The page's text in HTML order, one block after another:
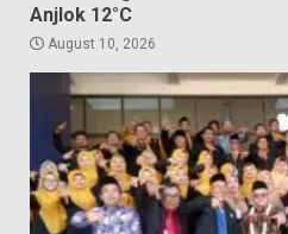
Anjlok 12°C
August 10, 2026